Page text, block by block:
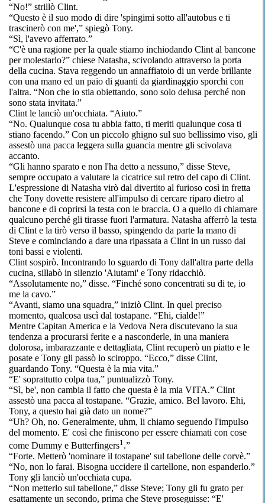
“No!” strillò Clint.
“Questo è il suo modo di dire 'spingimi sotto all'autobus e ti
trascinerò con me',” spiegò Tony.
“Sì, l'avevo afferrato.”
“C'è una ragione per la quale stiamo inchiodando Clint al bancone
per molestarlo?” chiese Natasha, scivolando attraverso la porta
della cucina. Stava reggendo un annaffiatoio di un verde brillante
con una mano ed un paio di guanti da giardinaggio sporchi con
l'altra. “Non che io stia obiettando, sono solo delusa perché non
sono stata invitata.”
Clint le lanciò un'occhiata. “Aiuto.”
“No. Qualunque cosa tu abbia fatto, ti meriti qualunque cosa ti
stiano facendo.” Con un piccolo ghigno sul suo bellissimo viso, gli
assestò una pacca leggera sulla guancia mentre gli scivolava
accanto.
“Gli hanno sparato e non l'ha detto a nessuno,” disse Steve,
sempre occupato a valutare la cicatrice sul retro del capo di Clint.
L'espressione di Natasha virò dal divertito al furioso così in fretta
che Tony dovette resistere all'impulso di cercare riparo dietro al
bancone e di coprirsi la testa con le braccia. O a quello di chiamare
qualcuno perché gli tirasse fuori l'armatura. Natasha afferrò la testa
di Clint e la tirò verso il basso, spingendo da parte la mano di
Steve e cominciando a dare una ripassata a Clint in un russo dai
toni bassi e violenti.
Clint sospirò. Incontrando lo sguardo di Tony dall'altra parte della
cucina, sillabò in silenzio 'Aiutami' e Tony ridacchiò.
“Assolutamente no,” disse. “Finché sono concentrati su di te, io
me la cavo.”
“Avanti, siamo una squadra,” iniziò Clint. In quel preciso
momento, qualcosa uscì dal tostapane. “Ehi, cialde!”
Mentre Capitan America e la Vedova Nera discutevano la sua
tendenza a procurarsi ferite e a nasconderle, in una maniera
dolorosa, imbarazzante e dettagliata, Clint recuperò un piatto e le
posate e Tony gli passò lo sciroppo. “Ecco,” disse Clint,
guardando Tony. “Questa è la mia vita.”
“E' soprattutto colpa tua,” puntualizzò Tony.
“Sì, be', non cambia il fatto che questa è la mia VITA.” Clint
assestò una pacca al tostapane. “Grazie, amico. Bel lavoro. Ehi,
Tony, a questo hai già dato un nome?”
“Uh? Oh, no. Generalmente, uhm, li chiamo seguendo l'impulso
del momento. E' così che finiscono per essere chiamati con cose
come Dummy e Butterfingers1.”
“Forte. Metterò 'nominare il tostapane' sul tabellone delle corvè.”
“No, non lo farai. Bisogna uccidere il cartellone, non espanderlo.”
Tony gli lanciò un'occhiata cupa.
“Non metterlo sul tabellone,” disse Steve; Tony gli fu grato per
esattamente un secondo, prima che Steve proseguisse: “E'